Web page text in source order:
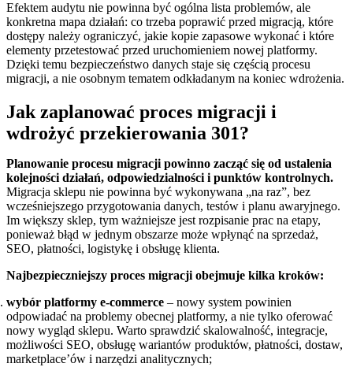
Efektem audytu nie powinna być ogólna lista problemów, ale
konkretna mapa działań: co trzeba poprawić przed migracją, które
dostępy należy ograniczyć, jakie kopie zapasowe wykonać i które
elementy przetestować przed uruchomieniem nowej platformy.
Dzięki temu bezpieczeństwo danych staje się częścią procesu
migracji, a nie osobnym tematem odkładanym na koniec wdrożenia.
Jak zaplanować proces migracji i
wdrożyć przekierowania 301?
Planowanie procesu migracji powinno zacząć się od ustalenia
kolejności działań, odpowiedzialności i punktów kontrolnych.
Migracja sklepu nie powinna być wykonywana „na raz”, bez
wcześniejszego przygotowania danych, testów i planu awaryjnego.
Im większy sklep, tym ważniejsze jest rozpisanie prac na etapy,
ponieważ błąd w jednym obszarze może wpłynąć na sprzedaż,
SEO, płatności, logistykę i obsługę klienta.
Najbezpieczniejszy proces migracji obejmuje kilka kroków:
wybór platformy e-commerce – nowy system powinien
odpowiadać na problemy obecnej platformy, a nie tylko oferować
nowy wygląd sklepu. Warto sprawdzić skalowalność, integracje,
możliwości SEO, obsługę wariantów produktów, płatności, dostaw,
marketplace’ów i narzędzi analitycznych;